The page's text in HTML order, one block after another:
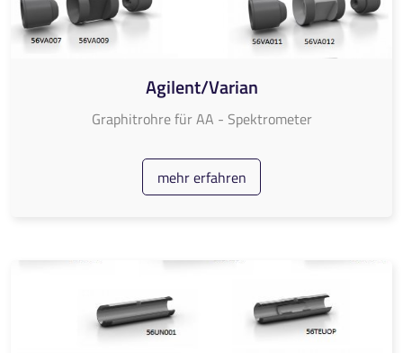
Agilent/Varian
Graphitrohre für AA - Spektrometer
mehr erfahren